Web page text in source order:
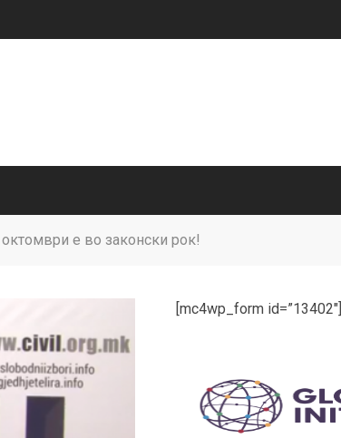
е во законски рок!
[mc4wp_form id=”13402″]